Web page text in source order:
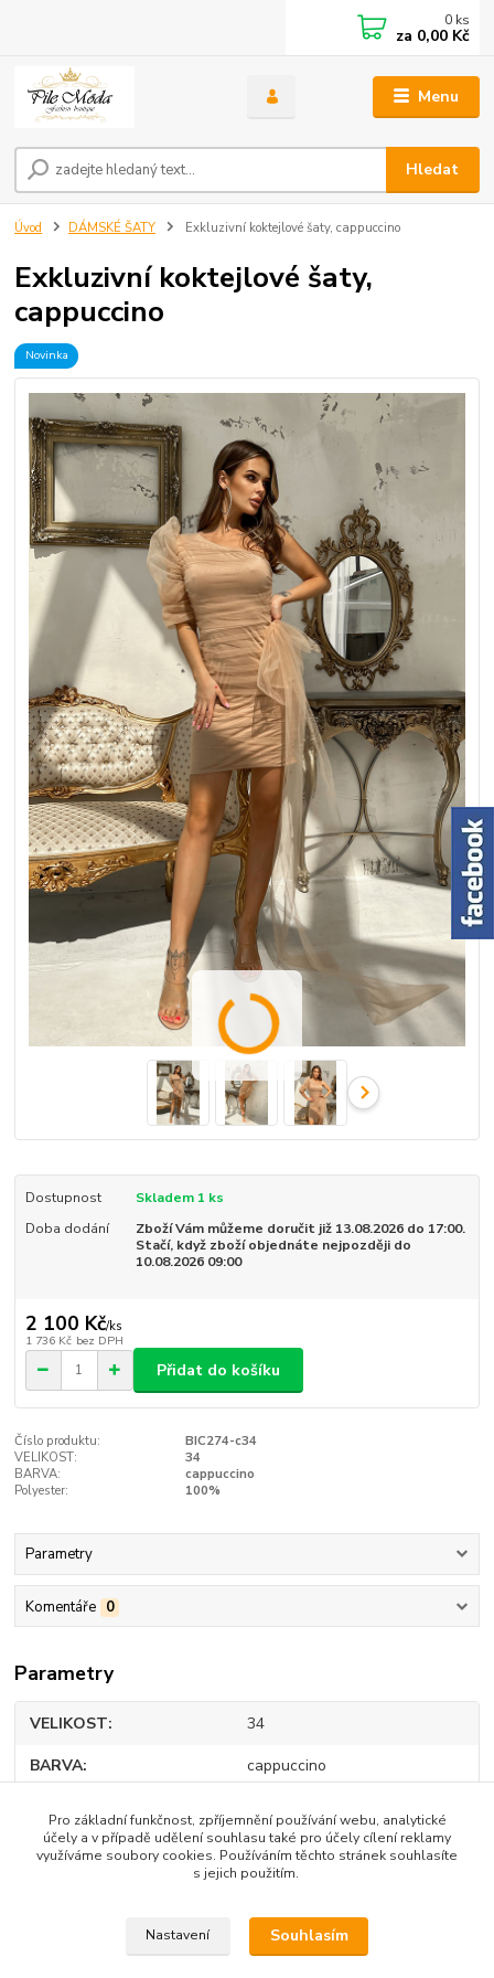
Menu
Hledat
0 ks
za 0,00 Kč
Úvod DÁMSKÉ ŠATY Exkluzivní koktejlové šaty, cappuccino
Exkluzivní koktejlové šaty,
cappuccino
Novinka
Dostupnost
Skladem 1 ks
Doba dodání
Zboží Vám můžeme doručit již 13.08.2026 do 17:00.
Stačí, když zboží objednáte nejpozději do
10.08.2026 09:00
2 100 Kč/ks
1 736 Kč bez DPH
Přidat do košíku
Číslo produktu:
BIC274-c34
VELIKOST:
34
BARVA:
cappuccino
Polyester:
100%
Parametry
Komentáře 0
Parametry
VELIKOST 34
BARVA cappuccino
Zboží zařazeno v kategoriích
DÁMSKÉ OBLEČENÍ
Pro základní funkčnost, zpříjemnění používání webu, analytické
účely a v případě udělení souhlasu také pro účely cílení reklamy
využíváme soubory cookies. Používáním těchto stránek souhlasíte
s jejich použitím.
Nastavení Souhlasím